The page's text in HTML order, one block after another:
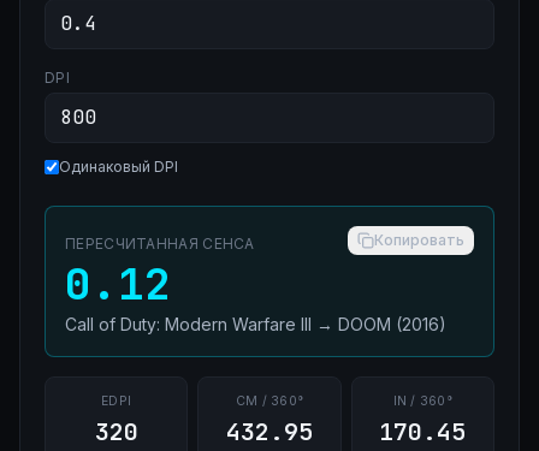
DPI
Одинаковый DPI
ПЕРЕСЧИТАННАЯ СЕНСА Копировать
0.12
Call of Duty: Modern Warfare III → DOOM (2016)
EDPI
320
CM / 360°
432.95
IN / 360°
170.45